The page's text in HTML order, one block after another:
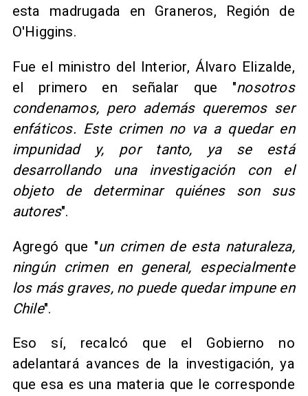
esta madrugada en Graneros, Región de
O'Higgins.
Fue el ministro del Interior, Álvaro Elizalde,
el primero en señalar que "nosotros
condenamos, pero además queremos ser
enfáticos. Este crimen no va a quedar en
impunidad y, por tanto, ya se está
desarrollando una investigación con el
objeto de determinar quiénes son sus
autores".
Agregó que "un crimen de esta naturaleza,
ningún crimen en general, especialmente
los más graves, no puede quedar impune en
Chile".
Eso sí, recalcó que el Gobierno no
adelantará avances de la investigación, ya
que esa es una materia que le corresponde